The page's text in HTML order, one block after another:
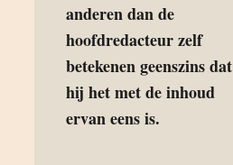
anderen dan de
hoofdredacteur zelf
betekenen geenszins dat
hij het met de inhoud
ervan eens is.